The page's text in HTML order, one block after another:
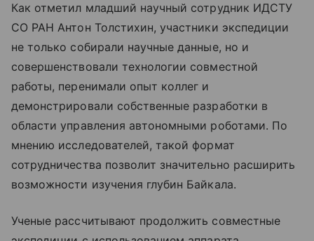
Как отметил младший научный сотрудник ИДСТУ
СО РАН Антон Толстихин, участники экспедиции
не только собирали научные данные, но и
совершенствовали технологии совместной
работы, перенимали опыт коллег и
демонстрировали собственные разработки в
области управления автономными роботами. По
мнению исследователей, такой формат
сотрудничества позволит значительно расширить
возможности изучения глубин Байкала.
Ученые рассчитывают продолжить совместные